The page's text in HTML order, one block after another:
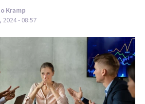
Kramp
- 08:57